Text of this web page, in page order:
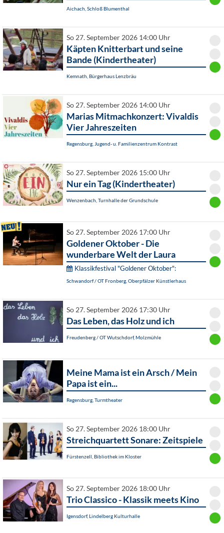
Aichach, Schloß Blumenthal
So 27. September 2026 14:00 Uhr
Käpten Knitterbart und seine
Bande (Kindertheater)
Kemnath, Bürgerhaus Lenzbräu
So 27. September 2026 14:00 Uhr
Marias Mitmachkonzert: Vivaldis
Vier Jahreszeiten
Regensburg, Jugend- u. Familienzentrum Kontrast
So 27. September 2026 15:00 Uhr
Nur ein Tag (Kindertheater)
Wenzenbach, Turnhalle der Grundschule
So 27. September 2026 17:00 Uhr
Goldener Oktober - Die
wunderbare Welt der Laura
Klassikfestival "Goldener Oktober":
Schwandorf / OT Fronberg, Oberpfälzer Künstlerhaus
So 27. September 2026 17:30 Uhr
Das Leben, das Holz und ich
Freudenberg / OT Wutschdorf, Molzmühle
Meine Mama ist ein Arsch / Mein
Papa ist ein...
Regensburg, Turmtheater
So 27. September 2026 18:00 Uhr
Streichquartett Sonare: Zeitspiele
Fürstenzell, Bibliothek im Kloster
So 27. September 2026 18:00 Uhr
Trio Classico - Klassik meets Kino
Igensdorf, Lindelberg Kulturhalle